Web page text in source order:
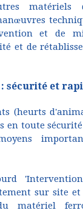
matériels
et de
et de
sécurité et
(heurts
en toute
sur site
matériel